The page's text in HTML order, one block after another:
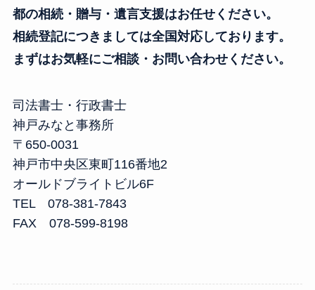
都の相続・贈与・遺言支援はお任せください。
相続登記につきましては全国対応しております。
まずはお気軽にご相談・お問い合わせください。
司法書士・行政書士
神戸みなと事務所
〒650-0031
神戸市中央区東町116番地2
オールドブライトビル6F
TEL 078-381-7843
FAX 078-599-8198